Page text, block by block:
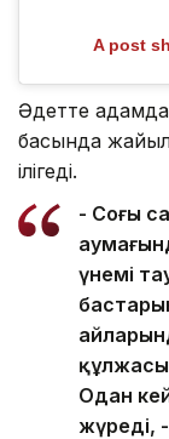
A post
Әдетте
басында
ілігеді.
- Соңғы
үнемі
Одан
жүреді,